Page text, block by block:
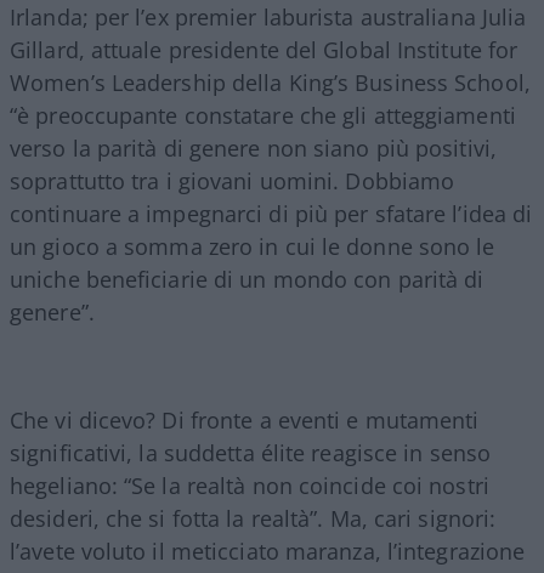
Irlanda; per l’ex premier laburista australiana Julia
Gillard, attuale presidente del Global Institute for
Women’s Leadership della King’s Business School,
“è preoccupante constatare che gli atteggiamenti
verso la parità di genere non siano più positivi,
soprattutto tra i giovani uomini. Dobbiamo
continuare a impegnarci di più per sfatare l’idea di
un gioco a somma zero in cui le donne sono le
uniche beneficiarie di un mondo con parità di
genere”.
Che vi dicevo? Di fronte a eventi e mutamenti
significativi, la suddetta élite reagisce in senso
hegeliano: “Se la realtà non coincide coi nostri
desideri, che si fotta la realtà”. Ma, cari signori:
l’avete voluto il meticciato maranza, l’integrazione